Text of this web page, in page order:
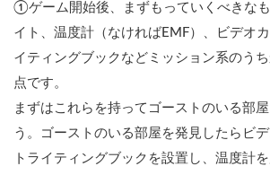
①ゲーム開始後、まずもっていくべきな
イト、温度計（なければEMF）、ビデオ
イティングブックなどミッション系のう
点です。
まずはこれらを持ってゴーストのいる部
う。ゴーストのいる部屋を発見したらビ
トライティングブックを設置し、温度計